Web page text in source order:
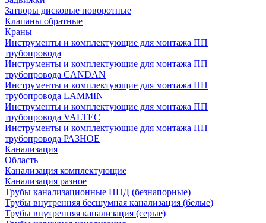
Затворы дисковые поворотные
Клапаны обратные
Краны
Инструменты и комплектующие для монтажа ПП
трубопровода
Инструменты и комплектующие для монтажа ПП
трубопровода CANDAN
Инструменты и комплектующие для монтажа ПП
трубопровода LAMMIN
Инструменты и комплектующие для монтажа ПП
трубопровода VALTEC
Инструменты и комплектующие для монтажа ПП
трубопровода РАЗНОЕ
Канализация
Область
Канализация комплектующие
Канализация разное
Трубы канализационные ПНД (безнапорные)
Трубы внутренняя бесшумная канализация (белые)
Трубы внутренняя канализация (серые)